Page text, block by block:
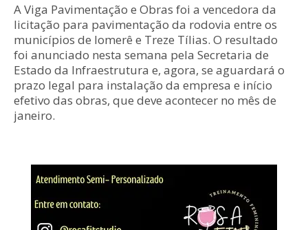
A Viga Pavimentação e Obras foi a vencedora da
licitação para pavimentação da rodovia entre os
municípios de Iomerê e Treze Tílias. O resultado
foi anunciado nesta semana pela Secretaria de
Estado da Infraestrutura e, agora, se aguardará o
prazo legal para instalação da empresa e início
efetivo das obras, que deve acontecer no mês de
janeiro.